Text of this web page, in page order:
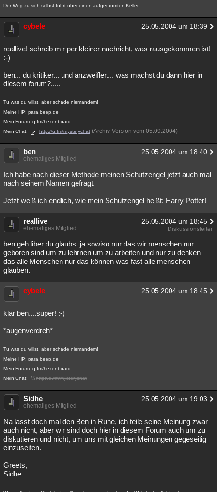
Der Weg zu sich selbst führt über einen aufgeräumten Keller.
cybele 25.05.2004 um 18:39
reallive! schreib mir per kleiner nachricht, was rausgekommen ist!
:-)
ben... du kritiker... und anzweifler.... was machst du dann hier in
diesem forum?.....
Tu was du willst, aber schade niemandem!
Meine HP: para.beep.de
Mein Forum: q.fm/hexenboard
Mein Chat:
http://q.fm/mysterychat (Archiv-Version vom 05.09.2004)
ben 25.05.2004 um 18:40
ehemaliges Mitglied
Ich habe nach dieser Methode meinen Schutzengel jetzt auch mal
nach seinem Namen gefragt.
Jetzt weiß ich endlich, wie mein Schutzengel heißt: Harry Potter!
reallive 25.05.2004 um 18:45
ehemaliges Mitglied Diskussionsleiter
ben geh liber du glaubst ja sowiso nur das wir menschen nur
geboren sind um zu lehrnen um zu arbeiten und nur zu denken
das alle Menschen nur das können was fast alle menschen
glauben.
cybele 25.05.2004 um 18:45
klar ben....super! :-)
*augenverdreh*
Tu was du willst, aber schade niemandem!
Meine HP: para.beep.de
Mein Forum: q.fm/hexenboard
Mein Chat:
http://q.fm/mysterychat
Sidhe 25.05.2004 um 19:03
ehemaliges Mitglied
Na lasst doch mal den Ben in Ruhe, ich teile seine Meinung zwar
auch nicht, aber wir sind doch hier in diesem Forum auch um zu
diskutieren und nicht, um uns mit gleichen Meinungen gegeseitig
einzuseifen.
Greets,
Sidhe